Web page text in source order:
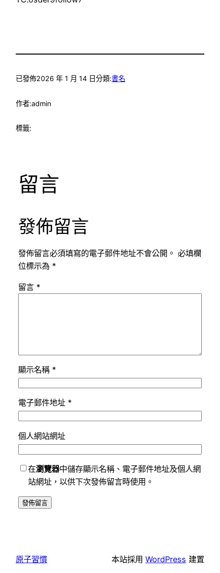
已發佈2026 年 1 月 14 日分類:書名
作者:admin
標籤:
留言
發佈留言
發佈留言必須填寫的電子郵件地址不會公開。 必填欄
位標示為 *
留言 *
顯示名稱 *
電子郵件地址 *
個人網站網址
在瀏覽器中儲存顯示名稱、電子郵件地址及個人網
站網址，以供下次發佈留言時使用。
原子習慣 本站採用 WordPress 建置